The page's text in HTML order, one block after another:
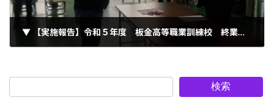
▼ 【実施報告】令和５年度 板金高等職業訓練校 終業式・卒業式（2024.03.30）
検索